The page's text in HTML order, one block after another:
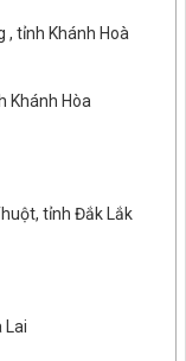
, tỉnh Khánh Hoà
Khánh Hòa
tỉnh Đắk Lắk
Lai